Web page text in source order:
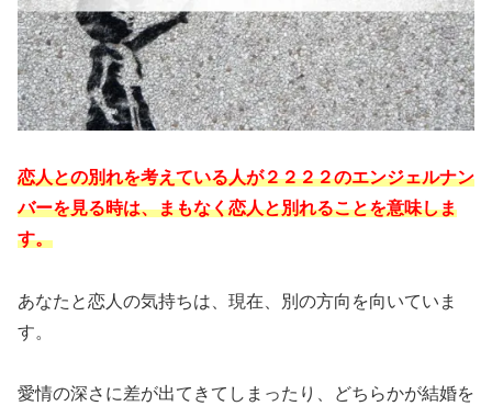
恋人との別れを考えている人が２２２２のエンジェルナン
バーを見る時は、まもなく恋人と別れることを意味しま
す。
あなたと恋人の気持ちは、現在、別の方向を向いていま
す。
愛情の深さに差が出てきてしまったり、どちらかが結婚を